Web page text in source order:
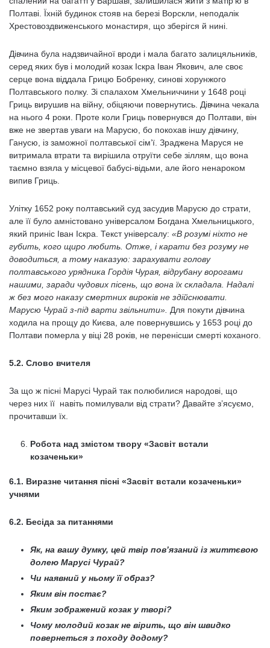
Полтаві. Їхній будинок стояв на березі Ворскли, неподалік
Хрестовоздвиженського монастиря, що зберігся й нині.
Дівчина була надзвичайної вроди і мала багато залицяльників,
серед яких був і молодий козак Іскра Іван Якович, але своє
серце вона віддала Грицю Бобренку, синові хорунжого
Полтавського полку. Зі спалахом Хмельниччини у 1648 році
Гриць вирушив на війну, обіцяючи повернутись. Дівчина чекала
на нього 4 роки. Проте коли Гриць повернувся до Полтави, він
вже не звертав уваги на Марусю, бо покохав іншу дівчину,
Ганусю, із заможної полтавської сім’ї. Зраджена Маруся не
витримала втрати та вирішила отруїти себе зіллям, що вона
таємно взяла у місцевої бабусі-відьми, але його ненароком
випив Гриць.
Улітку 1652 року полтавський суд засудив Марусю до страти,
але її було амністовано універсалом Богдана Хмельницького,
який приніс Іван Іскра. Текст універсалу: «В розумі ніхто не
губить, кого щиро любить. Отже, і карати без розуму не
доводиться, а тому наказую: зарахувати голову
полтавського урядника Гордія Чурая, відрубану ворогами
нашими, заради чудових пісень, що вона їх складала. Надалі
ж без мого наказу смертних вироків не здійснювати.
Марусю Чурай з-під варти звільнити». Для покути дівчина
ходила на прощу до Києва, але повернувшись у 1653 році до
Полтави померла у віці 28 років, не перенісши смерті коханого.
5.2. Слово вчителя
За що ж пісні Марусі Чурай так полюбилися народові, що
через них її навіть помилували від страти? Давайте з’ясуємо,
прочитавши їх.
Робота над змістом твору «Засвіт встали
козаченьки»
6.1. Виразне читання пісні «Засвіт встали козаченьки»
учнями
6.2. Бесіда за питаннями
Як, на вашу думку, цей твір пов’язаний із життєвою
долею Марусі Чурай?
Чи наявний у ньому її образ?
Яким він постає?
Яким зображений козак у творі?
Чому молодий козак не вірить, що він швидко
повернеться з походу додому?